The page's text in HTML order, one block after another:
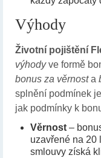
Výhody
Životní pojištění
výhodyve formě
bonus za věrnosta
splnění podmínek
jak podmínky k
Věrnost –
uzavřené na 20
smlouvy získá